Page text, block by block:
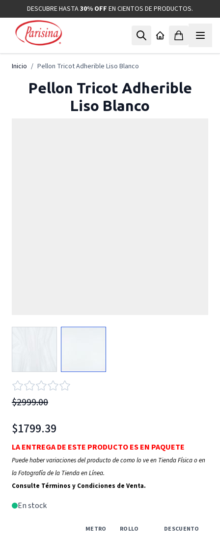
Ir al contenidoDESCUBRE HASTA30% OFF EN CIENTOS DE PRODUCTOS.
Inicio / Pellon Tricot Adherible Liso Blanco
Pellon Tricot Adherible
Liso Blanco
$2999.00
$1799.39
LA ENTREGA DE ESTE PRODUCTO ES EN PAQUETE
Puede haber variaciones del producto de como lo ve en Tienda Física o en
la Fotografía de la Tienda en Línea.
Consulte Términos y Condiciones de Venta.
En stock
METRO ROLLO DESCUENTO